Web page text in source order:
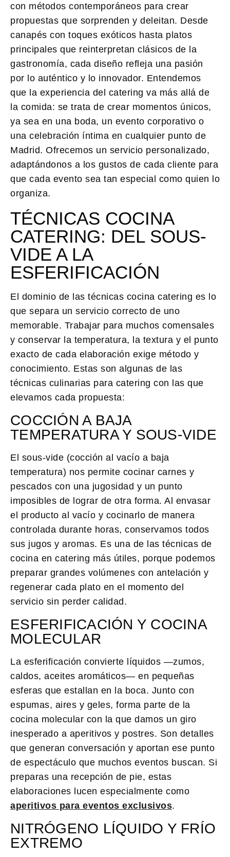
con métodos contemporáneos para crear
propuestas que sorprenden y deleitan. Desde
canapés con toques exóticos hasta platos
principales que reinterpretan clásicos de la
gastronomía, cada diseño refleja una pasión
por lo auténtico y lo innovador. Entendemos
que la experiencia del catering va más allá de
la comida: se trata de crear momentos únicos,
ya sea en una boda, un evento corporativo o
una celebración íntima en cualquier punto de
Madrid. Ofrecemos un servicio personalizado,
adaptándonos a los gustos de cada cliente para
que cada evento sea tan especial como quien lo
organiza.
TÉCNICAS COCINA
CATERING: DEL SOUS-
VIDE A LA
ESFERIFICACIÓN
El dominio de las técnicas cocina catering es lo
que separa un servicio correcto de uno
memorable. Trabajar para muchos comensales
y conservar la temperatura, la textura y el punto
exacto de cada elaboración exige método y
conocimiento. Estas son algunas de las
técnicas culinarias para catering con las que
elevamos cada propuesta:
COCCIÓN A BAJA
TEMPERATURA Y SOUS-VIDE
El sous-vide (cocción al vacío a baja
temperatura) nos permite cocinar carnes y
pescados con una jugosidad y un punto
imposibles de lograr de otra forma. Al envasar
el producto al vacío y cocinarlo de manera
controlada durante horas, conservamos todos
sus jugos y aromas. Es una de las técnicas de
cocina en catering más útiles, porque podemos
preparar grandes volúmenes con antelación y
regenerar cada plato en el momento del
servicio sin perder calidad.
ESFERIFICACIÓN Y COCINA
MOLECULAR
La esferificación convierte líquidos —zumos,
caldos, aceites aromáticos— en pequeñas
esferas que estallan en la boca. Junto con
espumas, aires y geles, forma parte de la
cocina molecular con la que damos un giro
inesperado a aperitivos y postres. Son detalles
que generan conversación y aportan ese punto
de espectáculo que muchos eventos buscan. Si
preparas una recepción de pie, estas
elaboraciones lucen especialmente como
aperitivos para eventos exclusivos.
NITRÓGENO LÍQUIDO Y FRÍO
EXTREMO